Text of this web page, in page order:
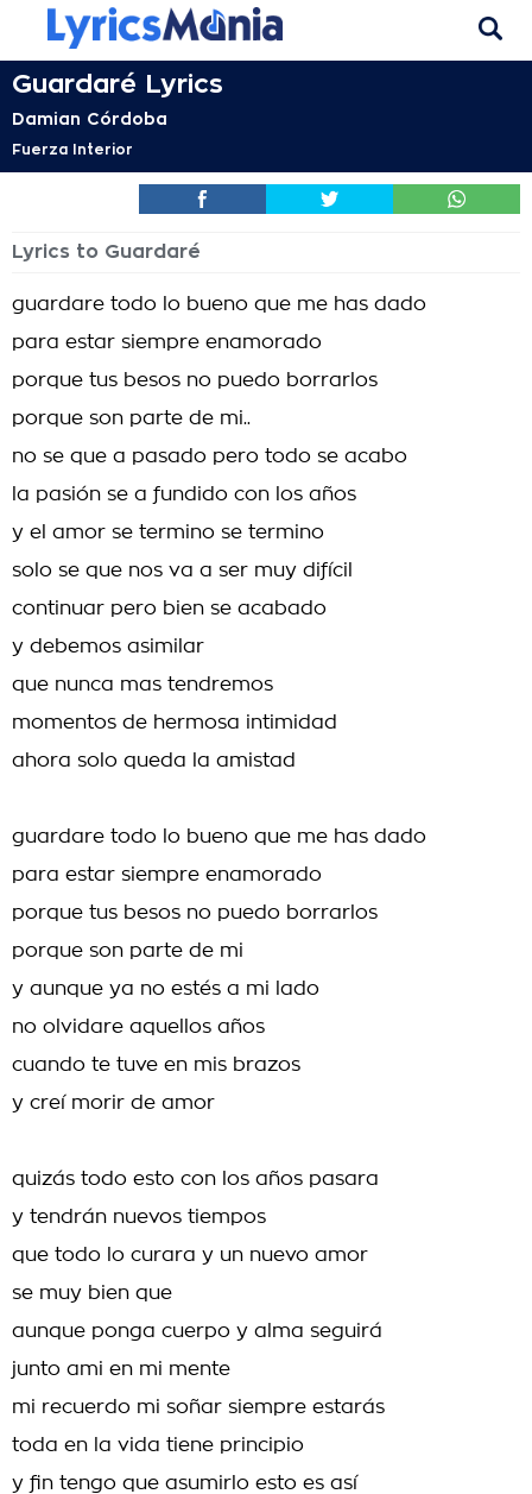
Guardaré Lyrics
Damian Córdoba
Fuerza Interior
Lyrics to Guardaré
guardare todo lo bueno que me has dado
para estar siempre enamorado
porque tus besos no puedo borrarlos
porque son parte de mi..
no se que a pasado pero todo se acabo
la pasión se a fundido con los años
y el amor se termino se termino
solo se que nos va a ser muy difícil
continuar pero bien se acabado
y debemos asimilar
que nunca mas tendremos
momentos de hermosa intimidad
ahora solo queda la amistad
guardare todo lo bueno que me has dado
para estar siempre enamorado
porque tus besos no puedo borrarlos
porque son parte de mi
y aunque ya no estés a mi lado
no olvidare aquellos años
cuando te tuve en mis brazos
y creí morir de amor
quizás todo esto con los años pasara
y tendrán nuevos tiempos
que todo lo curara y un nuevo amor
se muy bien que
aunque ponga cuerpo y alma seguirá
junto ami en mi mente
mi recuerdo mi soñar siempre estarás
toda en la vida tiene principio
y fin tengo que asumirlo esto es así